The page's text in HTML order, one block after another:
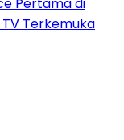
Pertama di
Terkemuka